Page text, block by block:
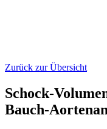
Zurück zur Übersicht
Schock-
Bauch-